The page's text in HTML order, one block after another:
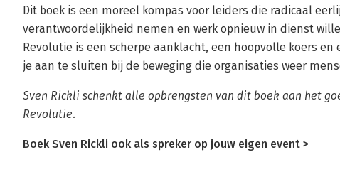
Dit boek is een moreel kompas voor leiders die radicaal
verantwoordelijkheid nemen en werk opnieuw in dienst
Revolutie is een scherpe aanklacht, een hoopvolle koers
je aan te sluiten bij de beweging die organisaties weer
Sven Rickli schenkt alle opbrengsten van dit boek aan het
Revolutie.
Boek Sven Rickli ook als spreker op jouw eigen event >